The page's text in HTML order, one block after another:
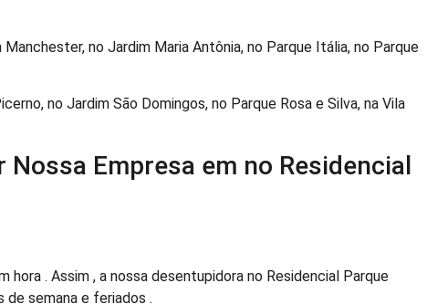
Manchester, no Jardim Maria Antônia, no Parque Itália, no Parque
no Jardim São Domingos, no Parque Rosa e Silva, na Vila
Empresa em no Residencial
hora . Assim , a nossa desentupidora no Residencial Parque
de semana e feriados .